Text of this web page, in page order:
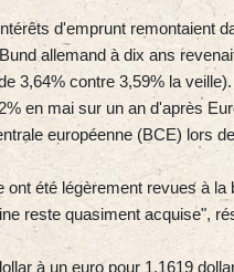
d'emprunt remontaient
allemand à dix ans
3,64% contre 3,59% la veille).
en mai sur un an d'après
européenne (BCE) lors
ont été légèrement revues à
reste quasiment acquise",
à un euro pour 1,1619